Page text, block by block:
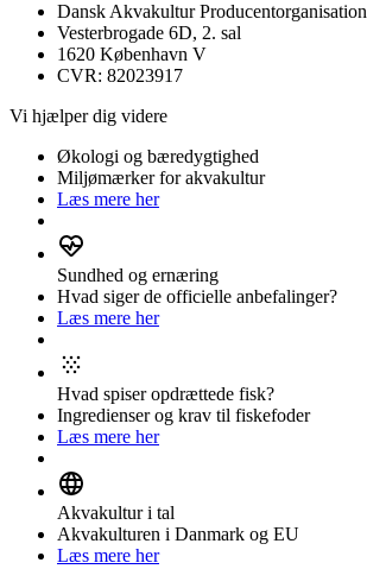
Dansk Akvakultur Producentorganisation
Vesterbrogade 6D, 2. sal
1620 København V
CVR: 82023917
Vi hjælper dig videre
Økologi og bæredygtighed
Miljømærker for akvakultur
Læs mere her
Sundhed og ernæring
Hvad siger de officielle anbefalinger?
Læs mere her
Hvad spiser opdrættede fisk?
Ingredienser og krav til fiskefoder
Læs mere her
Akvakultur i tal
Akvakulturen i Danmark og EU
Læs mere her